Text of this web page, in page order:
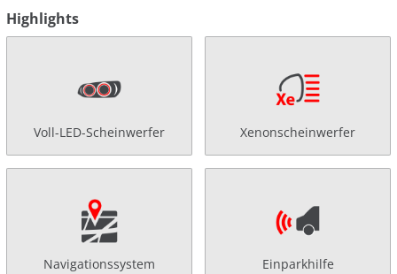
Highlights
Voll-LED-Scheinwerfer Xenonscheinwerfer
Navigationssystem Einparkhilfe